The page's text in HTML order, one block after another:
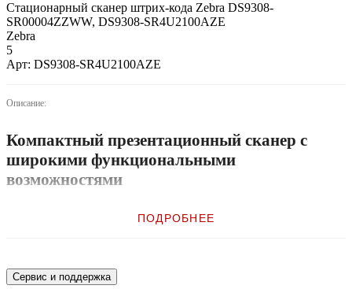
Стационарный сканер штрих-кода Zebra DS9308-
SR00004ZZWW, DS9308-SR4U2100AZE
Zebra
5
Арт: DS9308-SR4U2100AZE
Описание:
Компактный презентационный сканер с
широкими функциональными
возможностями
и других подобных точках прилавки обычно маленькие, поэтому
интерьеру, справляется с любыми задачами сканирования и
бесперебойно работает весь день. Это компактный и стильный сканер,
ПОДРОБНЕЕ
Сервис и поддержка